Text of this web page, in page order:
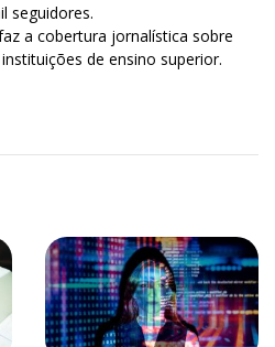
seguidores.
a cobertura jornalística sobre
de ensino superior.